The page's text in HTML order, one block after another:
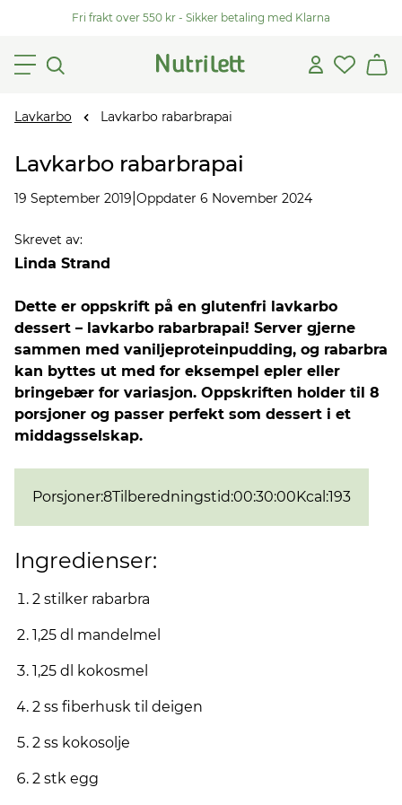
Fri frakt over 550 kr - Sikker betaling med Klarna
Lavkarbo Lavkarbo rabarbrapai
Lavkarbo rabarbrapai
19 September 2019 Oppdater 6 November 2024
Skrevet av:
Linda Strand
Dette er oppskrift på en glutenfri lavkarbo
dessert – lavkarbo rabarbrapai! Server gjerne
sammen med vaniljeproteinpudding, og rabarbra
kan byttes ut med for eksempel epler eller
bringebær for variasjon. Oppskriften holder til 8
porsjoner og passer perfekt som dessert i et
middagsselskap.
Porsjoner:8Tilberedningstid:00:30:00Kcal :193
Ingredienser:
2 stilker rabarbra
1,25 dl mandelmel
1,25 dl kokosmel
2 ss fiberhusk til deigen
2 ss kokosolje
2 stk egg